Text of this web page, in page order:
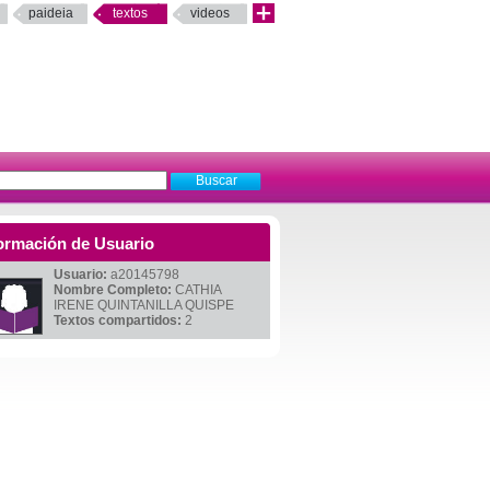
paideia textos videos
de Usuario
Usuario: a20145798
Nombre Completo: CATHIA
IRENE QUINTANILLA QUISPE
Textos compartidos: 2